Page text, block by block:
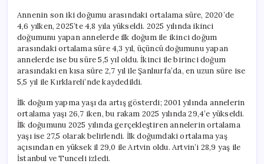
Annenin son iki doğumu arasındaki ortalama süre, 2020’de
4,6 yılken, 2025’te 4,8 yıla yükseldi. 2025 yılında ikinci
doğumunu yapan annelerde ilk doğum ile ikinci doğum
arasındaki ortalama süre 4,3 yıl, üçüncü doğumunu yapan
annelerde ise bu süre 5,5 yıl oldu. İkinci ile birinci doğum
arasındaki en kısa süre 2,7 yıl ile Şanlıurfa’da, en uzun süre ise
5,5 yıl ile Kırklareli’nde kaydedildi.
İlk doğum yapma yaşı da artış gösterdi; 2001 yılında annelerin
ortalama yaşı 26,7 iken, bu rakam 2025 yılında 29,4’e yükseldi.
İlk doğumunu 2025 yılında gerçekleştiren annelerin ortalama
yaşı ise 27,5 olarak belirlendi. İlk doğumdaki ortalama yaş
açısından en yüksek il 29,0 ile Artvin oldu. Artvin’i 28,9 yaş ile
İstanbul ve Tunceli izledi.